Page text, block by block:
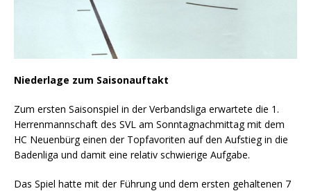
Niederlage zum Saisonauftakt
Zum ersten Saisonspiel in der Verbandsliga erwartete die 1.
Herrenmannschaft des SVL am Sonntagnachmittag mit dem
HC Neuenbürg einen der Topfavoriten auf den Aufstieg in die
Badenliga und damit eine relativ schwierige Aufgabe.
Das Spiel hatte mit der Führung und dem ersten gehaltenen 7